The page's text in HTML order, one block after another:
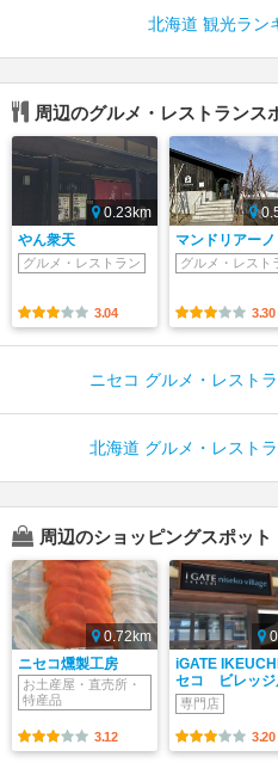
北海道 観光ラン
周辺のグルメ・レストランス
0.23km
やん衆天
グルメ・レストラン
3.04
マンドリアーノ
グルメ・レスト
3.30
ニセコ グルメ・レスト
北海道 グルメ・レスト
周辺のショッピングスポット
0.72km
ニセコ燻製工房
お土産屋・直売所・
特産品
3.12
iGATE
セコ ビレッジ
専門店
3.20